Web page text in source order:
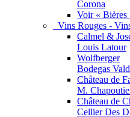
Corona
Voir « Bières
Vins Rouges -
Calmel &
Louis Latour
Wolfberger
Bodegas
Château de
M.
Château de
Cellier Des